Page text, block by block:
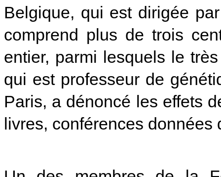
Belgique, qui est dirigée
comprend plus de trois
entier, parmi lesquels le
qui est professeur de
Paris, a dénoncé les effets
livres, conférences